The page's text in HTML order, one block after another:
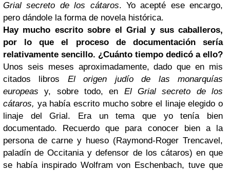
Grial secreto de los cátaros. Yo acepté ese encargo,
pero dándole la forma de novela histórica.
Hay mucho escrito sobre el Grial y sus caballeros,
por lo que el proceso de documentación sería
relativamente sencillo. ¿Cuánto tiempo dedicó a ello?
Unos seis meses aproximadamente, dado que en mis
citados libros El origen judío de las monarquías
europeasy, sobre todo, en El Grial secreto de los
cátaros, ya había escrito mucho sobre el linaje elegido o
linaje del Grial. Era un tema que yo tenía bien
documentado. Recuerdo que para conocer bien a la
persona de carne y hueso (Raymond-Roger Trencavel,
paladín de Occitania y defensor de los cátaros) en que
se había inspirado Wolfram von Eschenbach, tuve que